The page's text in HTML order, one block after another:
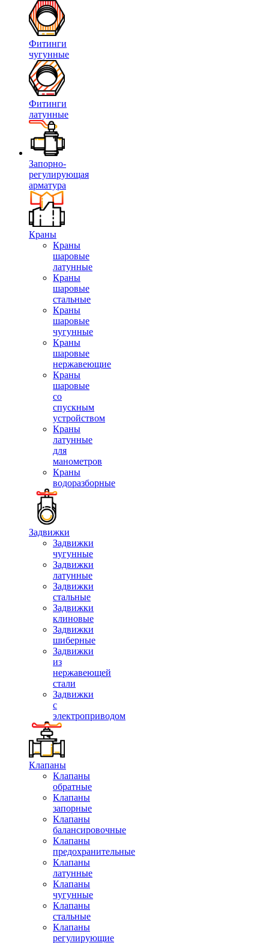
Фитинги
чугунные
Фитинги
латунные
Запорно-
регулирующая
арматура
Краны
Краны
шаровые
латунные
Краны
шаровые
стальные
Краны
шаровые
чугунные
Краны
шаровые
нержавеющие
Краны
шаровые
со
спускным
устройством
Краны
латунные
для
манометров
Краны
водоразборные
Задвижки
Задвижки
чугунные
Задвижки
латунные
Задвижки
стальные
Задвижки
клиновые
Задвижки
шиберные
Задвижки
из
нержавеющей
стали
Задвижки
с
электроприводом
Клапаны
Клапаны
обратные
Клапаны
запорные
Клапаны
балансировочные
Клапаны
предохранительные
Клапаны
латунные
Клапаны
чугунные
Клапаны
стальные
Клапаны
регулирующие